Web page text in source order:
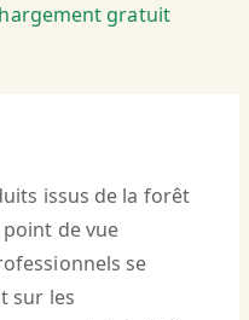
gratuit
issus de la forêt
de vue
se
sur les